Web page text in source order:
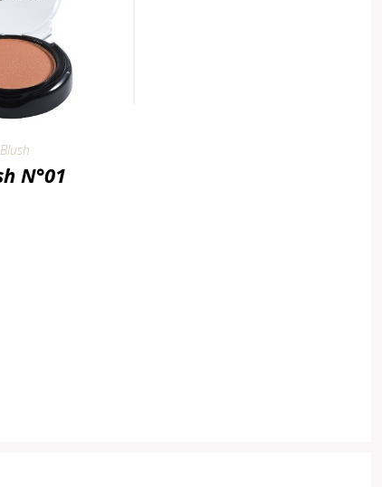
Blush
N°01